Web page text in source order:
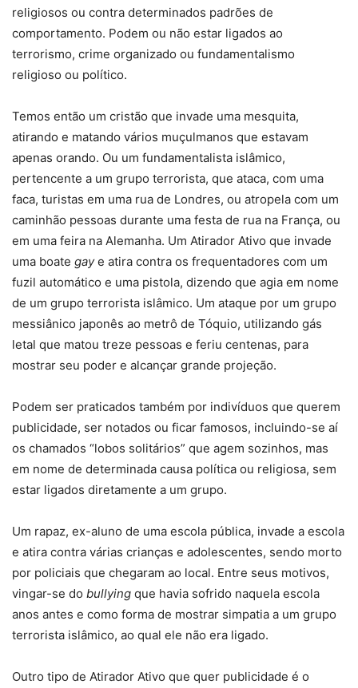
religiosos ou contra determinados padrões de
comportamento. Podem ou não estar ligados ao
terrorismo, crime organizado ou fundamentalismo
religioso ou político.
Temos então um cristão que invade uma mesquita,
atirando e matando vários muçulmanos que estavam
apenas orando. Ou um fundamentalista islâmico,
pertencente a um grupo terrorista, que ataca, com uma
faca, turistas em uma rua de Londres, ou atropela com um
caminhão pessoas durante uma festa de rua na França, ou
em uma feira na Alemanha. Um Atirador Ativo que invade
uma boate gaye atira contra os frequentadores com um
fuzil automático e uma pistola, dizendo que agia em nome
de um grupo terrorista islâmico. Um ataque por um grupo
messiânico japonês ao metrô de Tóquio, utilizando gás
letal que matou treze pessoas e feriu centenas, para
mostrar seu poder e alcançar grande projeção.
Podem ser praticados também por indivíduos que querem
publicidade, ser notados ou ficar famosos, incluindo-se aí
os chamados “lobos solitários” que agem sozinhos, mas
em nome de determinada causa política ou religiosa, sem
estar ligados diretamente a um grupo.
Um rapaz, ex-aluno de uma escola pública, invade a escola
e atira contra várias crianças e adolescentes, sendo morto
por policiais que chegaram ao local. Entre seus motivos,
vingar-se do bullying que havia sofrido naquela escola
anos antes e como forma de mostrar simpatia a um grupo
terrorista islâmico, ao qual ele não era ligado.
Outro tipo de Atirador Ativo que quer publicidade é o